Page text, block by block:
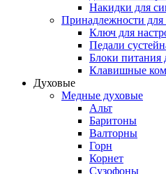
Накидки для
Принадлежности
Ключ для
Педали
Блоки питания
Клавишные
Духовые
Медные духовые
Альт
Баритоны
Валторны
Горн
Корнет
Сузофоны